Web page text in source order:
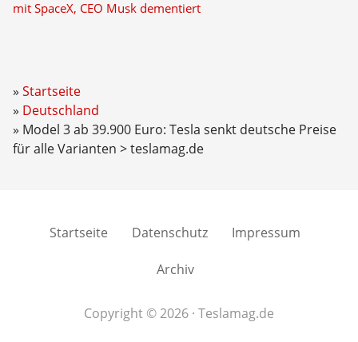
mit SpaceX, CEO Musk dementiert
Startseite
Deutschland
Model 3 ab 39.900 Euro: Tesla senkt deutsche Preise
für alle Varianten > teslamag.de
Startseite Datenschutz Impressum
Archiv
Copyright © 2026 · Teslamag.de